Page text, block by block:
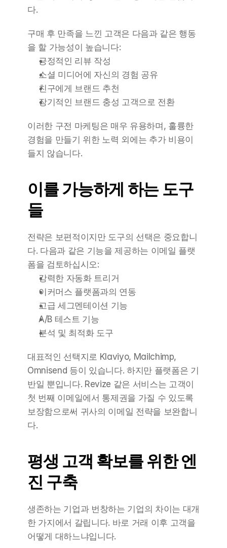
다.
구매 후 만족을 느낀 고객은 다음과 같은 행동
을 할 가능성이 높습니다:
긍정적인 리뷰 작성
소셜 미디어에 자신의 경험 공유
친구에게 브랜드 추천
장기적인 브랜드 충성 고객으로 전환
이러한 구전 마케팅은 매우 유용하며, 훌륭한
경험을 만들기 위한 노력 외에는 추가 비용이
들지 않습니다.
이를 가능하게 하는 도구
들
전략은 보편적이지만 도구의 선택은 중요합니
다. 다음과 같은 기능을 제공하는 이메일 플랫
폼을 검토하십시오:
강력한 자동화 트리거
이커머스 플랫폼과의 연동
고급 세그멘테이션 기능
A/B 테스트 기능
분석 및 최적화 도구
대표적인 선택지로 Klaviyo, Mailchimp,
Omnisend 등이 있습니다. 하지만 플랫폼은 기
반일 뿐입니다. Revize 같은 서비스는 고객이
첫 번째 이메일에서 통제권을 가질 수 있도록
보장함으로써 귀사의 이메일 전략을 보완합니
다.
평생 고객 확보를 위한 엔
진 구축
생존하는 기업과 번창하는 기업의 차이는 대개
한 가지에서 갈립니다. 바로 거래 이후 고객을
어떻게 대하느냐입니다.